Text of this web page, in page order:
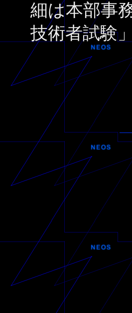
細は本部事
技術者試験